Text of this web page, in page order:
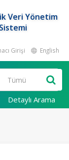
Veri Yönetim
Sistemi
Girişi English
Detaylı Arama